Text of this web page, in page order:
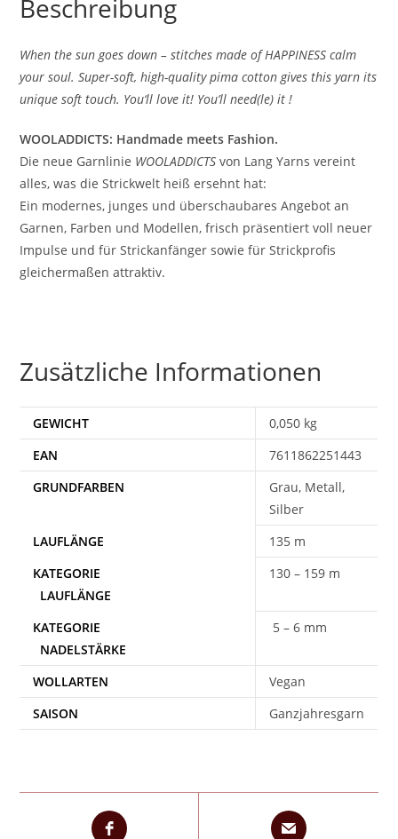
Beschreibung
When the sun goes down – stitches made of HAPPINESS calm
your soul. Super-soft, high-quality pima cotton gives this yarn its
unique soft touch. You‘ll love it! You’ll need(le) it !
WOOLADDICTS: Handmade meets Fashion.
Die neue Garnlinie WOOLADDICTS von Lang Yarns vereint
alles, was die Strickwelt heiß ersehnt hat:
Ein modernes, junges und überschaubares Angebot an
Garnen, Farben und Modellen, frisch präsentiert voll neuer
Impulse und für Strickanfänger sowie für Strickprofis
gleichermaßen attraktiv.
Zusätzliche Informationen
GEWICHT
0,050 kg
EAN
7611862251443
Grau, Metall,
Silber
135 m
130 – 159 m
5 – 6 mm
WOLLARTEN
Vegan
SAISON
Ganzjahresgarn